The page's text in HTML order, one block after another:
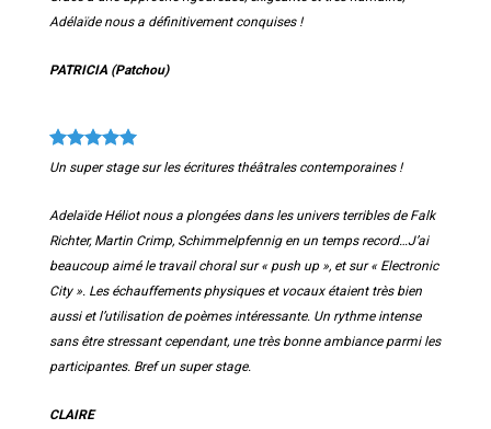
Adélaïde nous a définitivement conquises !
PATRICIA (Patchou)
Un super stage sur les écritures théâtrales contemporaines !
Adelaïde Héliot nous a plongées dans les univers terribles de Falk
Richter, Martin Crimp, Schimmelpfennig en un temps record…J’ai
beaucoup aimé le travail choral sur « push up », et sur « Electronic
City ». Les échauffements physiques et vocaux étaient très bien
aussi et l’utilisation de poèmes intéressante. Un rythme intense
sans être stressant cependant, une très bonne ambiance parmi les
participantes. Bref un super stage.
CLAIRE